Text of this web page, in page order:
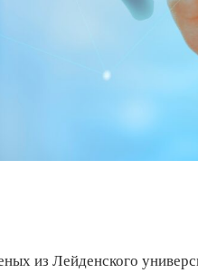
из Лейденского